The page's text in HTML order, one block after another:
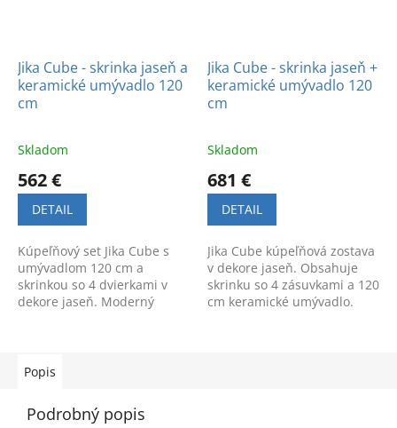
Jika Cube - skrinka jaseň a
keramické umývadlo 120
cm
Skladom
562 €
DETAIL
Kúpeľňový set Jika Cube s
umývadlom 120 cm a
skrinkou so 4 dvierkami v
dekore jaseň. Moderný
Jika Cube - skrinka jaseň +
keramické umývadlo 120
cm
Skladom
681 €
DETAIL
Jika Cube kúpeľňová zostava
v dekore jaseň. Obsahuje
skrinku so 4 zásuvkami a 120
cm keramické umývadlo.
Popis
Podrobný popis